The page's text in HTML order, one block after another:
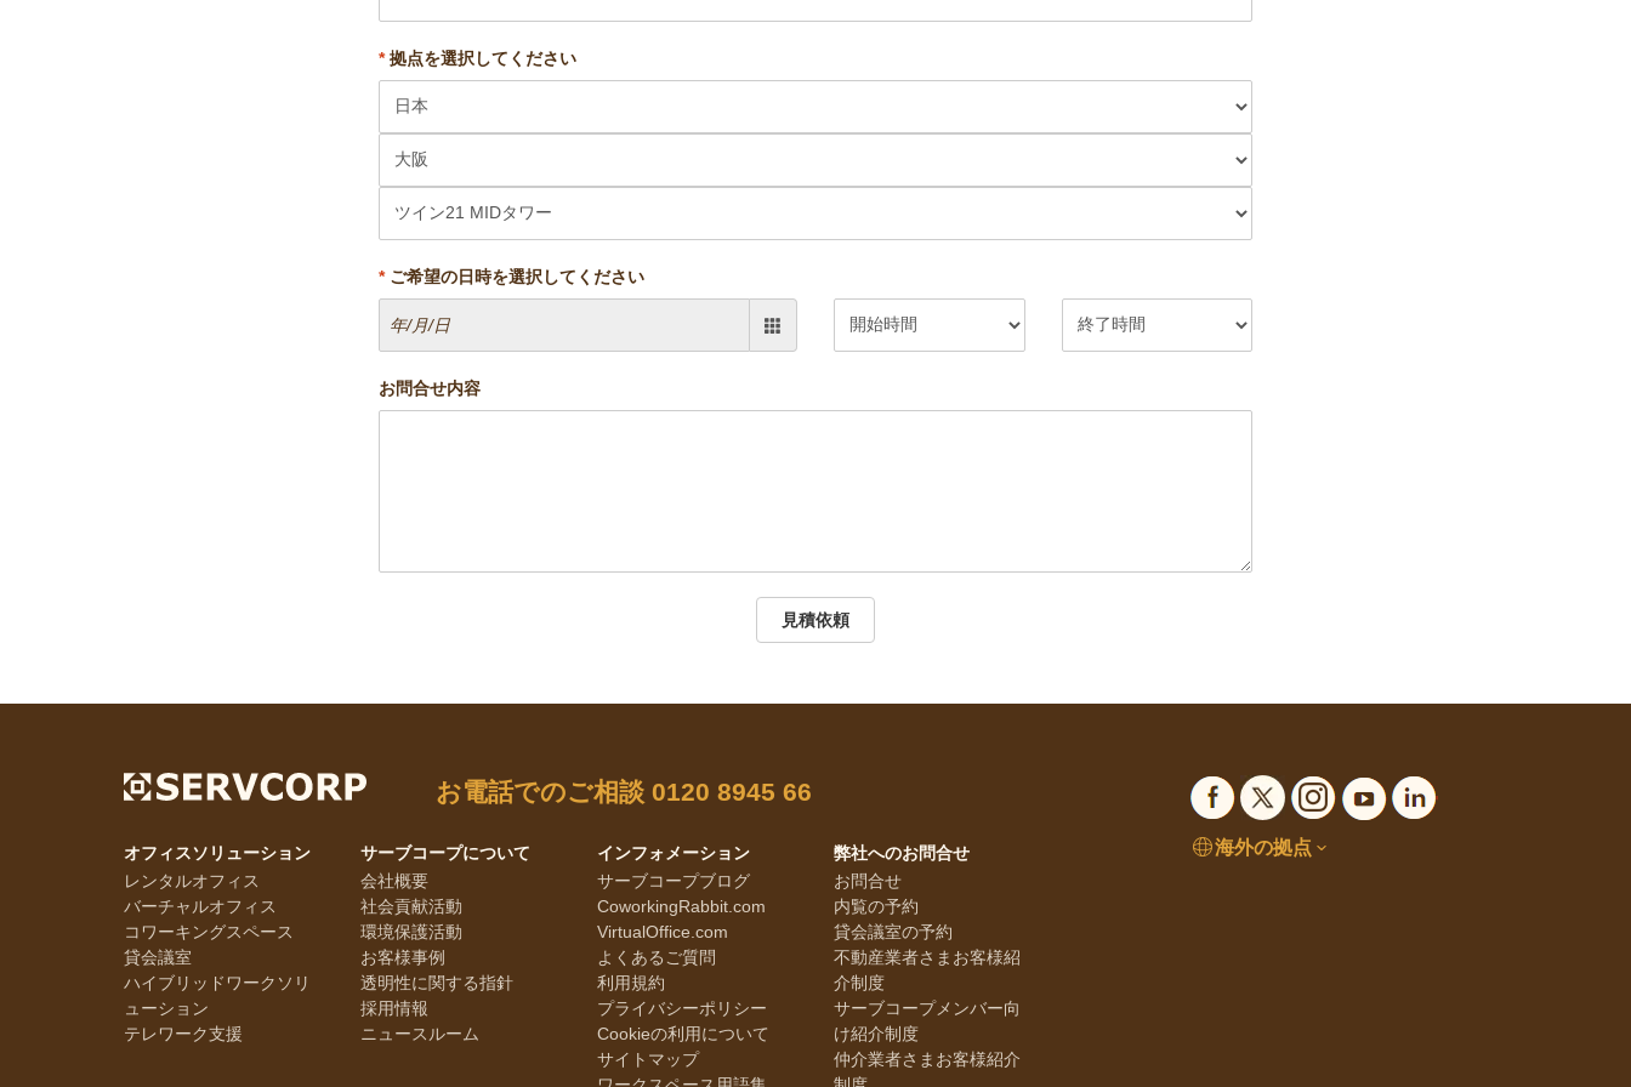
*拠点を選択してください
*ご希望の日時を選択してください
お問合せ内容
見積依頼
お電話でのご相談 0120 8945 66
オフィスソリューション
レンタルオフィス
バーチャルオフィス
コワーキングスペース
貸会議室
ハイブリッドワークソリ
ューション
テレワーク支援
サーブコープについて
会社概要
社会貢献活動
環境保護活動
お客様事例
透明性に関する指針
採用情報
ニュースルーム
インフォメーション
サーブコープブログ
CoworkingRabbit.com
VirtualOffice.com
よくあるご質問
利用規約
プライバシーポリシー
Cookieの利用について
サイトマップ
弊社へのお問合せ
お問合せ
内覧の予約
貸会議室の予約
不動産業者さまお客様紹
介制度
サーブコープメンバー向
け紹介制度
仲介業者さまお客様紹介
海外の拠点